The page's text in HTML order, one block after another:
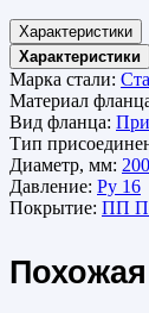
Характеристики
Характеристики
Марка стали:
Материал
Вид фланца:
Тип
Диаметр, мм: 200
Давление: Ру 16
Покрытие: ПП